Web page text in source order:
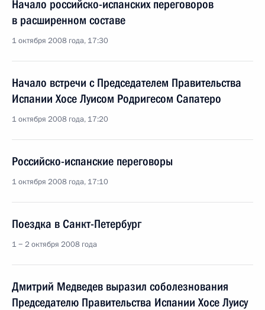
Начало российско-испанских переговоров
в расширенном составе
1 октября 2008 года, 17:30
Начало встречи с Председателем Правительства
Испании Хосе Луисом Родригесом Сапатеро
1 октября 2008 года, 17:20
Российско-испанские переговоры
1 октября 2008 года, 17:10
Поездка в Санкт-Петербург
1 − 2 октября 2008 года
Дмитрий Медведев выразил соболезнования
Председателю Правительства Испании Хосе Луису